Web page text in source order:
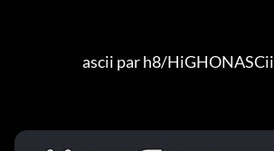
                         ascii par h8/HiGHONASCii